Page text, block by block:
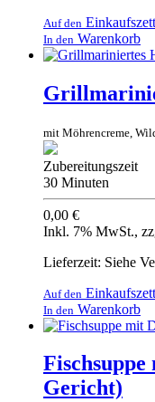
Auf den
In den Warenkorb
mit Möhrencreme,
Zubereitungszeit
30 Minuten
0,00 €
Inkl. 7% MwSt.,
Lieferzeit: Siehe
Auf den
In den Warenkorb
Gericht)